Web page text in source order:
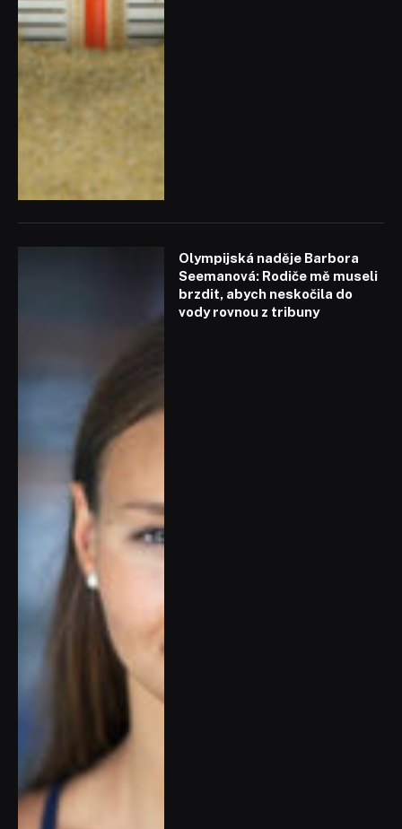
Olympijská naděje Barbora
Seemanová: Rodiče mě museli
brzdit, abych neskočila do
vody rovnou z tribuny